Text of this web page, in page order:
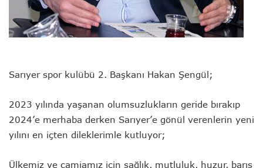
Sarıyer spor kulübü 2. Başkanı Hakan Şengül;
2023 yılında yaşanan olumsuzlukların geride bırakıp
2024’e merhaba derken Sarıyer’e gönül verenlerin yeni
yılını en içten dileklerimle kutluyor;
Ülkemiz ve camiamız için sağlık, mutluluk, huzur, barış